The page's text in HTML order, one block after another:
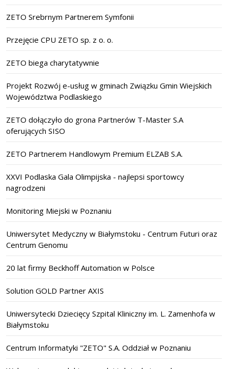
ZETO Srebrnym Partnerem Symfonii
Przejęcie CPU ZETO sp. z o. o.
ZETO biega charytatywnie
Projekt Rozwój e-usług w gminach Związku Gmin Wiejskich
Województwa Podlaskiego
ZETO dołączyło do grona Partnerów T-Master S.A
oferujących SISO
ZETO Partnerem Handlowym Premium ELZAB S.A.
XXVI Podlaska Gala Olimpijska - najlepsi sportowcy
nagrodzeni
Monitoring Miejski w Poznaniu
Uniwersytet Medyczny w Białymstoku - Centrum Futuri oraz
Centrum Genomu
20 lat firmy Beckhoff Automation w Polsce
Solution GOLD Partner AXIS
Uniwersytecki Dziecięcy Szpital Kliniczny im. L. Zamenhofa w
Białymstoku
Centrum Informatyki "ZETO" S.A. Oddział w Poznaniu